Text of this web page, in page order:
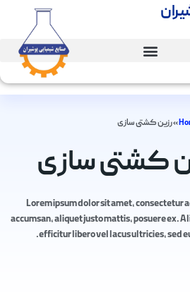
»رزین کشتی سازی
Lorem ipsum dolor sit amet, consectetur
accumsan, aliquet justo mattis, posuere ex.
efficitur libero vel lacus ultricies, sed